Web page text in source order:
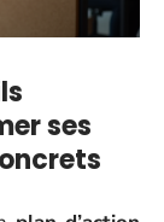
ses